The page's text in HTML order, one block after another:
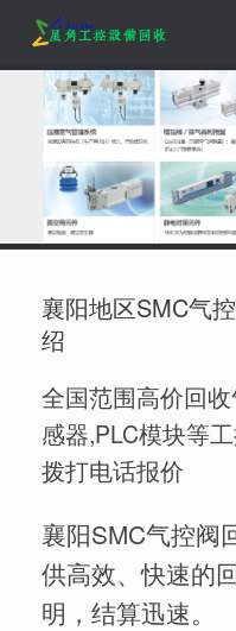
content
襄阳地区SMC气
绍
全国范围高价回
感器,PLC模块等
拨打电话报价
襄阳SMC气控阀
供高效、快速的
明，结算迅速。